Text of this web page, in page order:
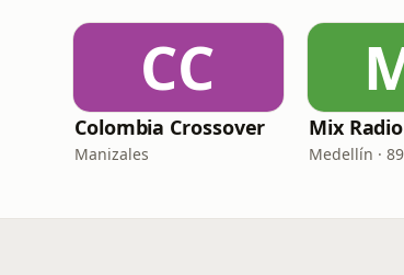
CC
Colombia Crossover
Manizales
Mix
Medellín ·